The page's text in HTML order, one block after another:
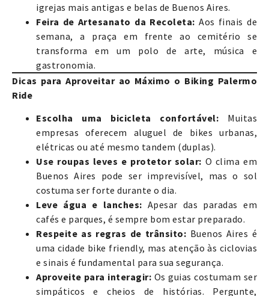
igrejas mais antigas e belas de Buenos Aires.
Feira de Artesanato da Recoleta: Aos finais de
semana, a praça em frente ao cemitério se
transforma em um polo de arte, música e
gastronomia.
Dicas para Aproveitar ao Máximo o Biking Palermo
Ride
Escolha uma bicicleta confortável: Muitas
empresas oferecem aluguel de bikes urbanas,
elétricas ou até mesmo tandem (duplas).
Use roupas leves e protetor solar: O clima em
Buenos Aires pode ser imprevisível, mas o sol
costuma ser forte durante o dia.
Leve água e lanches: Apesar das paradas em
cafés e parques, é sempre bom estar preparado.
Respeite as regras de trânsito: Buenos Aires é
uma cidade bike friendly, mas atenção às ciclovias
e sinais é fundamental para sua segurança.
Aproveite para interagir: Os guias costumam ser
simpáticos e cheios de histórias. Pergunte,